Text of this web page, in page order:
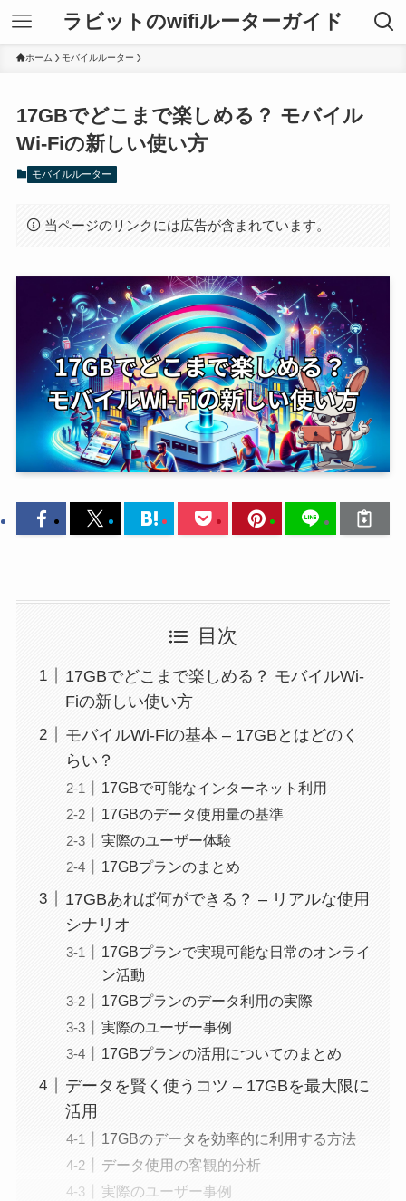
ラビットのwifiルーターガイド
ホーム モバイルルーター
17GBでどこまで楽しめる？ モバイル
Wi-Fiの新しい使い方
モバイルルーター
当ページのリンクには広告が含まれています。
目次
17GBでどこまで楽しめる？ モバイルWi-
Fiの新しい使い方
モバイルWi-Fiの基本 – 17GBとはどのく
らい？
17GBで可能なインターネット利用
17GBのデータ使用量の基準
実際のユーザー体験
17GBプランのまとめ
17GBあれば何ができる？ – リアルな使用
シナリオ
17GBプランで実現可能な日常のオンライ
ン活動
17GBプランのデータ利用の実際
実際のユーザー事例
17GBプランの活用についてのまとめ
データを賢く使うコツ – 17GBを最大限に
活用
17GBのデータを効率的に利用する方法
データ使用の客観的分析
実際のユーザー事例